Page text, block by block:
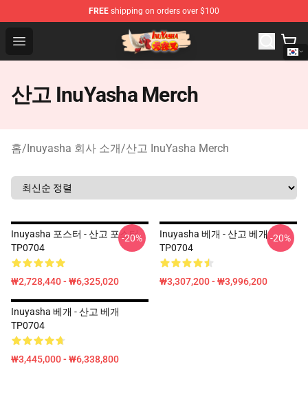
FREE shipping on orders over $100
Open menu
Inuyasha Store - Official Inuyasha Merchandise Shop
산고 InuYasha Merch
홈/Inuyasha 회사 소개/산고 InuYasha Merch
Inuyasha 포스터 - 산고 포스터
TP0704
₩2,728,440 - ₩6,325,020
-20%
Inuyasha 베개 - 산고 베개
TP0704
₩3,307,200 - ₩3,996,200
-20%
Inuyasha 베개 - 산고 베개
TP0704
₩3,445,000 - ₩6,338,800